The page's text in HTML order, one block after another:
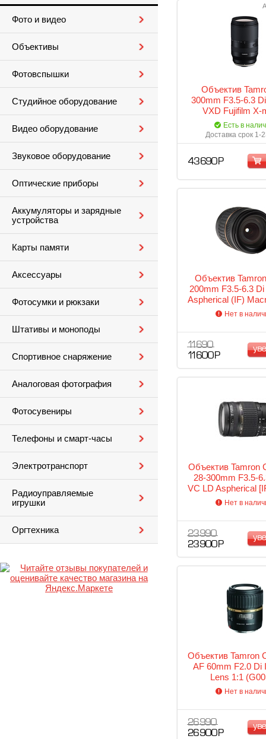
Фото и видео
Объективы
Фотовспышки
Студийное оборудование
Видео оборудование
Звуковое оборудование
Оптические приборы
Аккумуляторы и зарядные
устройства
Карты памяти
Аксессуары
Фотосумки и рюкзаки
Штативы и моноподы
Спортивное снаряжение
Аналоговая фотография
Фотосувениры
Телефоны и смарт-часы
Электротранспорт
Радиоуправляемые
игрушки
Оргтехника
Объектив
300mm F3.5-6.3
VXD Fujifilm X-
Есть в
Доставка срок 1-
43 690 Р
Объектив
200mm F3.5-6.3
Aspherical (IF)
Canon EF-S-
Нет в
11 690
11 600 Р
Объектив Tamron
28-300mm F3.5-
VC LD Aspherical
Нет в
23 990
23 900 Р
Объектив Tamron
AF 60mm F2.0 Di
Lens 1:1
Нет в
26 990
26 900 Р